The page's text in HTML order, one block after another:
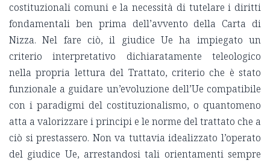
costituzionali comuni e la necessità di tutelare i diritti
fondamentali ben prima dell’avvento della Carta di
Nizza. Nel fare ciò, il giudice Ue ha impiegato un
criterio interpretativo dichiaratamente teleologico
nella propria lettura del Trattato, criterio che è stato
funzionale a guidare un’evoluzione dell’Ue compatibile
con i paradigmi del costituzionalismo, o quantomeno
atta a valorizzare i principi e le norme del trattato che a
ciò si prestassero. Non va tuttavia idealizzato l’operato
del giudice Ue, arrestandosi tali orientamenti sempre